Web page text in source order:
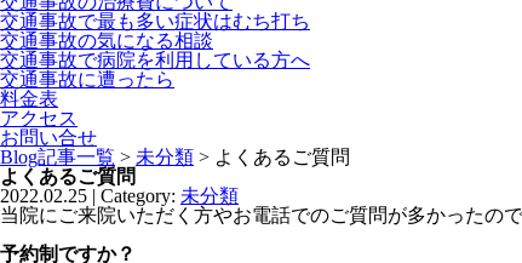
交通事故で最も多い症状はむち打ち
交通事故の気になる相談
交通事故で病院を利用している方へ
交通事故に遭ったら
料金表
アクセス
お問い合せ
Blog記事一覧 > 未分類 > よくあるご質問
よくあるご質問
2022.02.25 | Category: 未分類
当院にご来院いただく方やお電話でのご質問が多かったの
予約制ですか？